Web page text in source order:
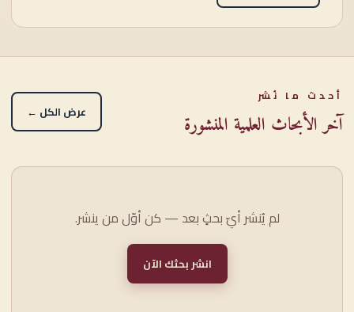
أحدث ما نُشر
آخر الأبحاث العلمية المنشورة عرض الكل ←
لم يُنشر أيّ بحثٍ بعد — كن أوّل من ينشر.
انشر بحثك الآن